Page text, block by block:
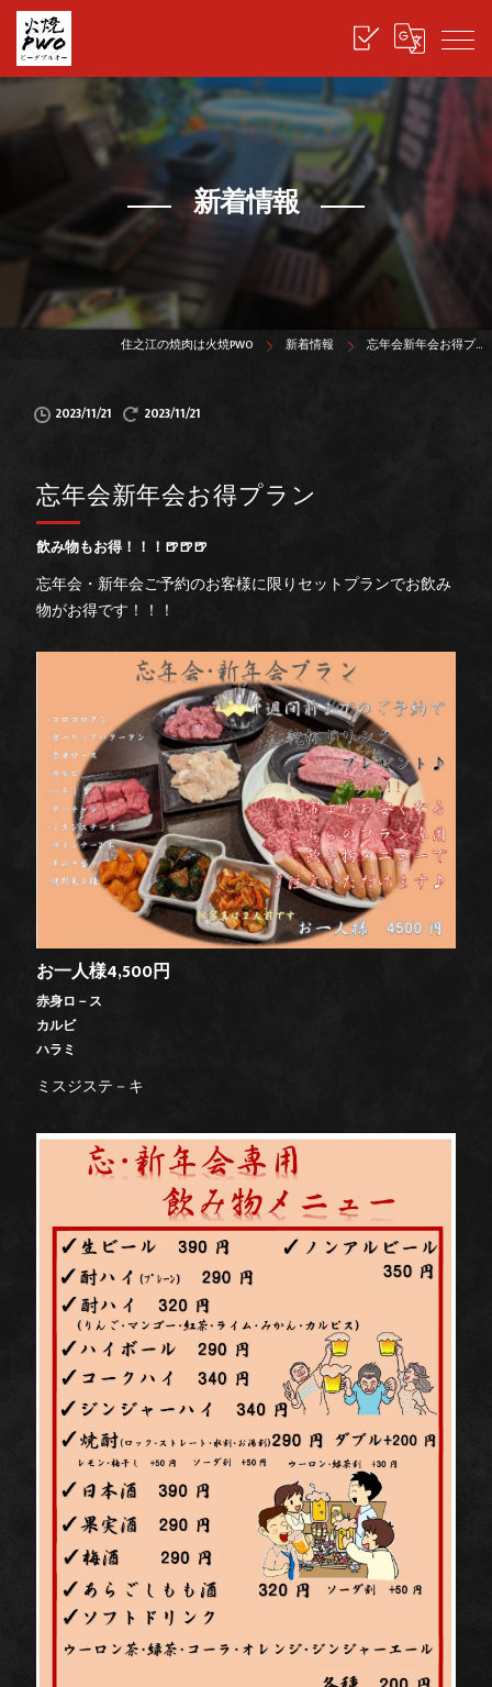
新着情報
住之江の焼肉は火焼PWO 新着情報 忘年会新年会お得プ…
2023/11/21 2023/11/21
飲み物もお得！！！🍺🍺🍺
忘年会新年会お得プラン
忘年会・新年会ご予約のお客様に限りセットプランでお飲み
物がお得です！！！
お一人様4,500円
赤身ロ－ス
カルビ
ハラミ
ミスジステ－キ